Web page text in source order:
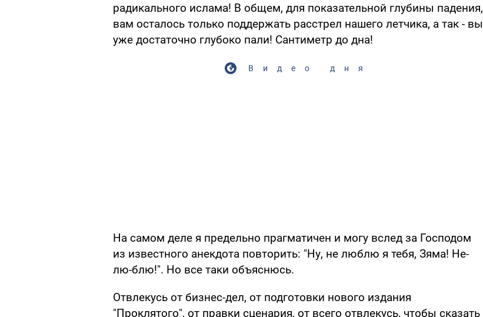
радикального ислама! В общем, для показательной глубины падения,
вам осталось только поддержать расстрел нашего летчика, а так - вы
уже достаточно глубоко пали! Сантиметр до дна!
Видео дня
На самом деле я предельно прагматичен и могу вслед за Господом
из известного анекдота повторить: "Ну, не люблю я тебя, Зяма! Не-
лю-блю!". Но все таки объяснюсь.
Отвлекусь от бизнес-дел, от подготовки нового издания
"Проклятого", от правки сценария, от всего отвлекусь, чтобы сказать